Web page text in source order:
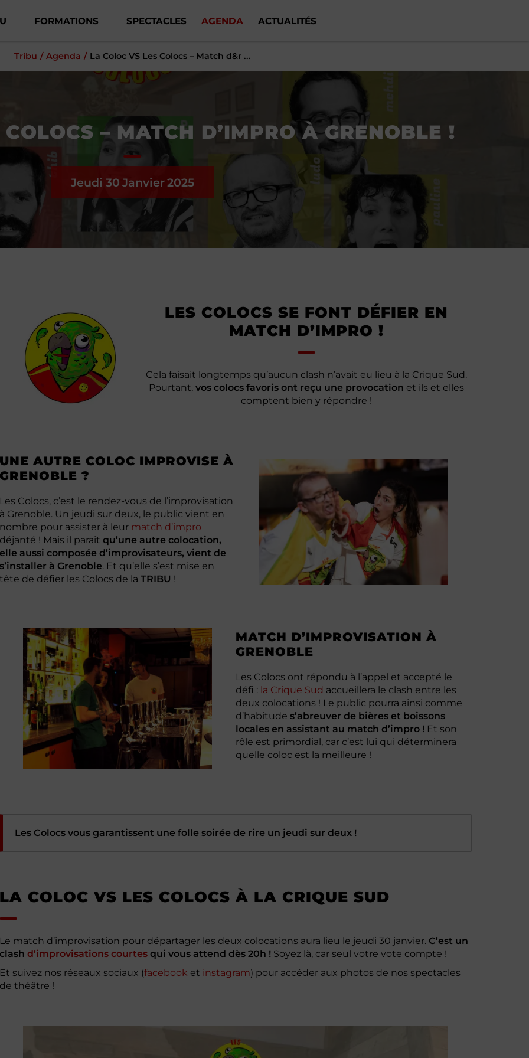
FORMATIONS SPECTACLES AGENDA ACTUALITÉS
Tribu Agenda La Coloc VS Les Colocs – Match d&r ...
– MATCH D’IMPRO À GRENOBLE !
Jeudi 30 Janvier2025
LES COLOCS SE FONT DÉFIER EN
MATCH D’IMPRO !
Cela faisait longtemps qu’aucun clash n’avait eu lieu à la Crique Sud.
Pourtant, vos colocs favoris ont reçu une provocation et ils et elles
comptent bien y répondre !
UNE AUTRE COLOC IMPROVISE À
GRENOBLE ?
Les Colocs, c’est le rendez-vous de l’improvisation
à Grenoble. Un jeudi sur deux, le public vient en
nombre pour assister à leur match d’impro
déjanté ! Mais il parait qu’une autre colocation,
elle aussi composée d’improvisateurs, vient de
s’installer à Grenoble. Et qu’elle s’est mise en
tête de défier les Colocs de la TRIBU !
MATCH D’IMPROVISATION À
GRENOBLE
Les Colocs ont répondu à l’appel et accepté le
défi : la Crique Sud accueillera le clash entre les
deux colocations ! Le public pourra ainsi comme
d’habitude s’abreuver de bières et boissons
locales en assistant au match d’impro ! Et son
rôle est primordial, car c’est lui qui déterminera
quelle coloc est la meilleure !
Les Colocs vous garantissent une folle soirée de rire un jeudi sur deux !
LA COLOC VS LES COLOCS À LA CRIQUE SUD
Le match d’improvisation pour départager les deux colocations aura lieu le jeudi 30 janvier. C’est un
clash d’improvisations courtes qui vous attend dès 20h ! Soyez là, car seul votre vote compte !
Et suivez nos réseaux sociaux (facebook et instagram) pour accéder aux photos de nos spectacles
de théâtre !